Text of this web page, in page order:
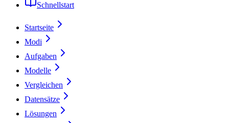
Schnellstart
Startseite
Modi
Aufgaben
Modelle
Vergleichen
Datensätze
Lösungen